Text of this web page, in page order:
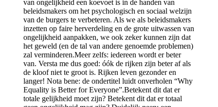
van ongelijkheid een koevoet is in de handen van
beleidsmakers om het psychologisch en sociaal welzijn
van de burgers te verbeteren. Als we als beleidsmakers
inzetten op faire herverdeling en de grote uitwassen van
ongelijkheid aanpakken, we ook zeker kunnen zijn dat
het geweld (en de tal van andere genoemde problemen)
zal verminderen.Meer zelfs: iedereen wordt er beter
van. Versta me dus goed: óók de rijken zijn beter af als
de kloof niet te groot is. Rijken leven gezonder en
langer! Nota bene: de ondertitel luidt onverholen “Why
Equality is Better for Everyone”.Betekent dit dat er
totale gelijkheid moet zijn? Betekent dit dat er totaal